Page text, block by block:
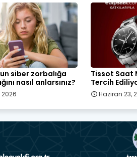
siber zorbalığa
nasıl anlarsınız?
Tissot Saat
Tercih
Haziran 23,